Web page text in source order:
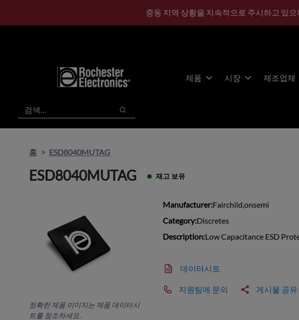
중동 지역 상황을 지속적으로 주시하고 있
제품 시장 제조업체
검색
검색
홈 ESD8040MUTAG
ESD8040MUTAG 재고 보유
정확한 제품 이미지는 제품 데이터시
트를 참조하세요.
Manufacturer:Fairchild,onsemi
Category:Discretes
Description:Low Capacitance ESD
데이터시트
지원팀에 문의 게시물 공유